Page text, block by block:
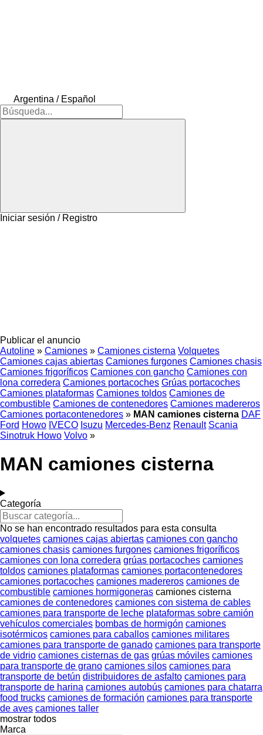
Argentina / Español
Iniciar sesión / Registro
Publicar el anuncio
Autoline » Camiones » Camiones cisterna Volquetes
Camiones cajas abiertas Camiones furgones Camiones chasis
Camiones frigoríficos Camiones con gancho Camiones con
lona corredera Camiones portacoches Grúas portacoches
Camiones plataformas Camiones toldos Camiones de
combustible Camiones de contenedores Camiones madereros
Camiones portacontenedores » MAN camiones cisterna DAF
Ford Howo IVECO Isuzu Mercedes-Benz Renault Scania
Sinotruk Howo Volvo »
MAN camiones cisterna
Categoría
No se han encontrado resultados para esta consulta
volquetes camiones cajas abiertas camiones con gancho
camiones chasis camiones furgones camiones frigoríficos
camiones con lona corredera grúas portacoches camiones
toldos camiones plataformas camiones portacontenedores
camiones portacoches camiones madereros camiones de
combustible camiones hormigoneras camiones cisterna
camiones de contenedores camiones con sistema de cables
camiones para transporte de leche plataformas sobre camión
vehículos comerciales bombas de hormigón camiones
isotérmicos camiones para caballos camiones militares
camiones para transporte de ganado camiones para transporte
de vidrio camiones cisternas de gas grúas móviles camiones
para transporte de grano camiones silos camiones para
transporte de betún distribuidores de asfalto camiones para
transporte de harina camiones autobús camiones para chatarra
food trucks camiones de formación camiones para transporte
de aves camiones taller
mostrar todos
Marca